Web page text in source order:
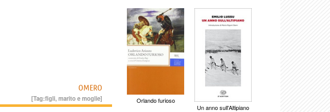
OMERO
[Tag:figli,marito e moglie]
Orlando furioso
Un anno sull'Altipiano